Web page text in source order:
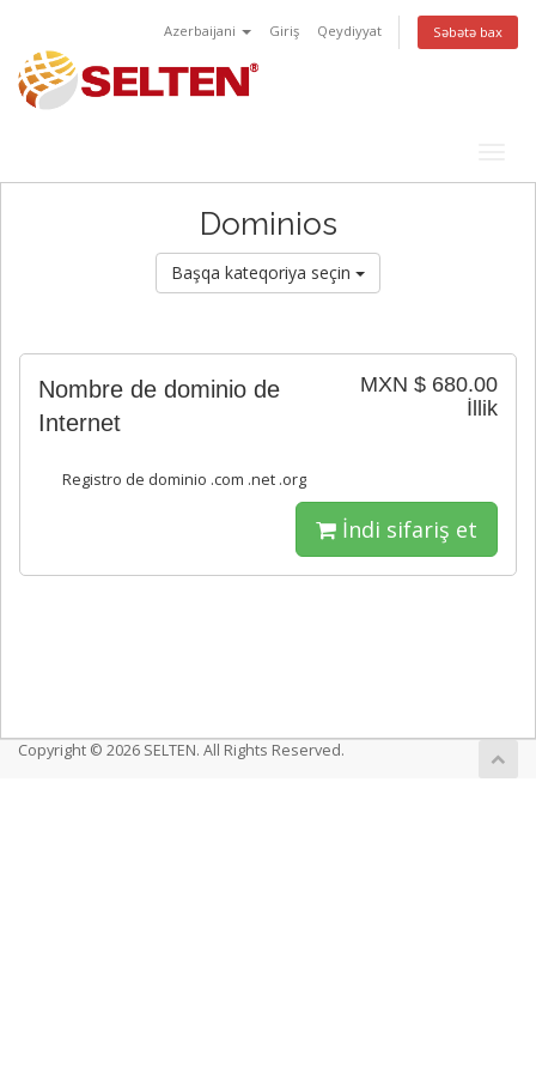
Azerbaijani Giriş Qeydiyyat Səbətə bax
Dominios
Başqa kateqoriya seçin
MXN $ 680.00
İllik
Nombre de dominio de
Internet
Registro de dominio .com .net .org
İndi sifariş et
Copyright © 2026 SELTEN. All Rights Reserved.